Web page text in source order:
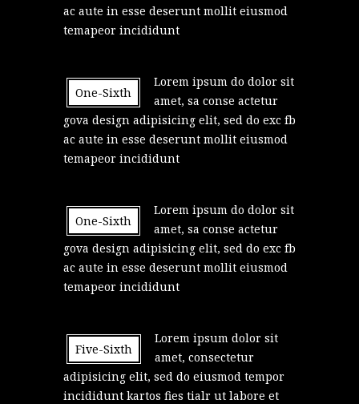
ac aute in esse deserunt mollit eiusmod
temapeor incididunt
One-Sixth
Lorem ipsum do dolor sit
amet, sa conse actetur
gova design adipisicing elit, sed do exc fb
ac aute in esse deserunt mollit eiusmod
temapeor incididunt
One-Sixth
Lorem ipsum do dolor sit
amet, sa conse actetur
gova design adipisicing elit, sed do exc fb
ac aute in esse deserunt mollit eiusmod
temapeor incididunt
Five-Sixth
Lorem ipsum dolor sit
amet, consectetur
adipisicing elit, sed do eiusmod tempor
incididunt kartos fies tialr ut labore et